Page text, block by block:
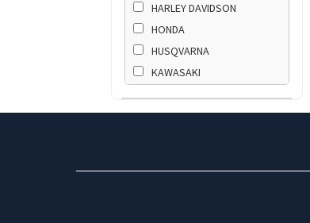
HARLEY DAVIDSON
HONDA
HUSQVARNA
KAWASAKI
SUZUKI